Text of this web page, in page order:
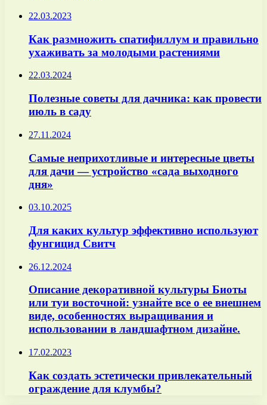
22.03.2023
Как размножить спатифиллум и правильно
ухаживать за молодыми растениями
22.03.2024
Полезные советы для дачника: как провести
июль в саду
27.11.2024
Самые неприхотливые и интересные цветы
для дачи — устройство «сада выходного
дня»
03.10.2025
Для каких культур эффективно используют
фунгицид Свитч
26.12.2024
Описание декоративной культуры Биоты
или туи восточной: узнайте все о ее внешнем
виде, особенностях выращивания и
использовании в ландшафтном дизайне.
17.02.2023
Как создать эстетически привлекательный
ограждение для клумбы?